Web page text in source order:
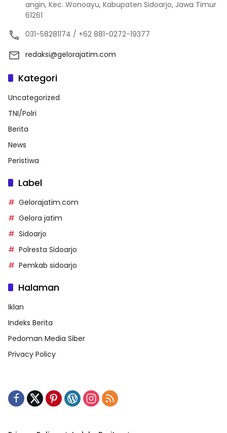
angin, Kec. Wonoayu, Kabupaten Sidoarjo, Jawa Timur
61261
031-58281174 / +62 881-0272-19377
redaksi@gelorajatim.com
Kategori
Uncategorized
TNI/Polri
Berita
News
Peristiwa
Label
Gelorajatim.com
Gelora jatim
Sidoarjo
Polresta Sidoarjo
Pemkab sidoarjo
Halaman
Iklan
Indeks Berita
Pedoman Media Siber
Privacy Policy